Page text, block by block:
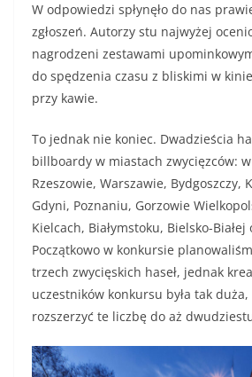
W odpowiedzi spłynęło do nas
zgłoszeń. Autorzy stu najwyżej
nagrodzeni zestawami
do spędzenia czasu z bliskimi w
przy kawie.
To jednak nie koniec. Dwadzieścia
billboardy w miastach zwycięzców:
Rzeszowie, Warszawie, Bydgoszczy,
Gdyni, Poznaniu, Gorzowie
Kielcach, Białymstoku, Bielsko-Białej
Początkowo w konkursie
trzech zwycięskich haseł, jednak
uczestników konkursu była tak
rozszerzyć te liczbę do aż